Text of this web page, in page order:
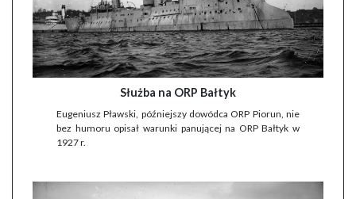
Służba na ORP Bałtyk
Eugeniusz Pławski, późniejszy dowódca ORP Piorun, nie
bez humoru opisał warunki panującej na ORP Bałtyk w
1927 r.